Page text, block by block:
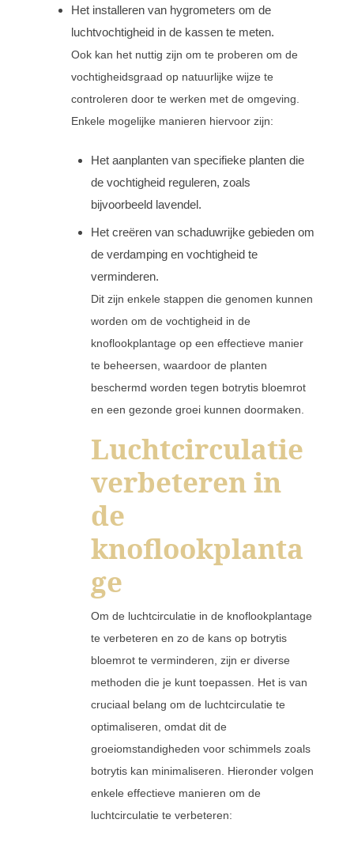
Het installeren van hygrometers om de
luchtvochtigheid in de kassen te meten.
Ook kan het nuttig zijn om te proberen om de
vochtigheidsgraad op natuurlijke wijze te
controleren door te werken met de omgeving.
Enkele mogelijke manieren hiervoor zijn:
Het aanplanten van specifieke planten die
de vochtigheid reguleren, zoals
bijvoorbeeld lavendel.
Het creëren van schaduwrijke gebieden om
de verdamping en vochtigheid te
verminderen.
Dit zijn enkele stappen die genomen kunnen
worden om de vochtigheid in de
knoflookplantage op een effectieve manier
te beheersen, waardoor de planten
beschermd worden tegen botrytis bloemrot
en een gezonde groei kunnen doormaken.
Luchtcirculatie
verbeteren in
de
knoflookplanta
ge
Om de luchtcirculatie in de knoflookplantage
te verbeteren en zo de kans op botrytis
bloemrot te verminderen, zijn er diverse
methoden die je kunt toepassen. Het is van
cruciaal belang om de luchtcirculatie te
optimaliseren, omdat dit de
groeiomstandigheden voor schimmels zoals
botrytis kan minimaliseren. Hieronder volgen
enkele effectieve manieren om de
luchtcirculatie te verbeteren: